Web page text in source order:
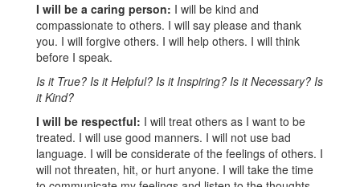
I will be a caring person: I will be kind and
compassionate to others. I will say please and thank
you. I will forgive others. I will help others. I will think
before I speak.
Is it True? Is it Helpful? Is it Inspiring? Is it Necessary? Is
it Kind?
I will be respectful: I will treat others as I want to be
treated. I will use good manners. I will not use bad
language. I will be considerate of the feelings of others. I
will not threaten, hit, or hurt anyone. I will take the time